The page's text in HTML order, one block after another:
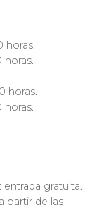
horas.
horas.
horas.
horas.
entrada gratuita.
partir de las